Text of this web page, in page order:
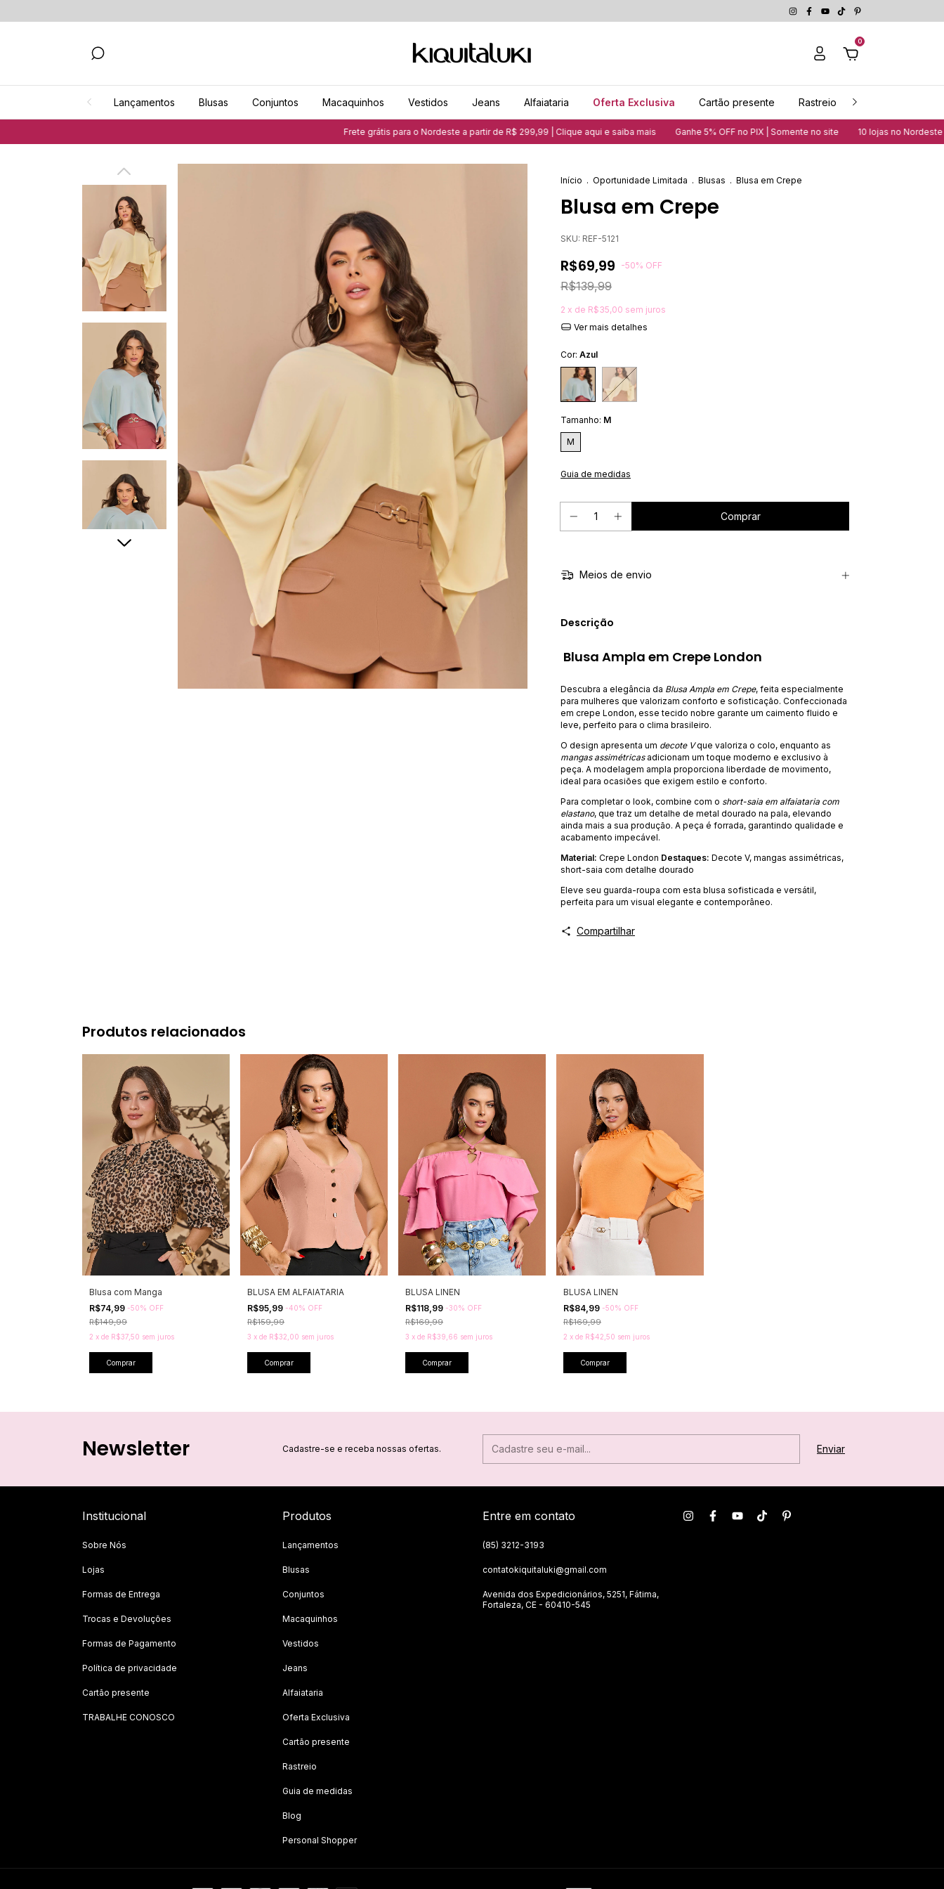
0
Lançamentos Blusas Conjuntos Macaquinhos Vestidos Jeans Alfaiataria Oferta Exclusiva Cartão presente Rastreio
Frete grátis para o Nordeste a partir de R$ 299,99 | Clique aqui e saiba mais Ganhe 5% OFF no PIX | Somente no site 10 lojas no Nordeste | Veja
Início . Oportunidade Limitada . Blusas . Blusa em Crepe
Blusa em Crepe
SKU: REF-5121
R$69,99 -50% OFF
R$139,99
2 x de R$35,00 sem juros
Ver mais detalhes
Cor: Azul
Tamanho: M
M
Guia de medidas
Meios de envio
Descrição
Blusa Ampla em Crepe London
Descubra a elegância da Blusa Ampla em Crepe, feita especialmente
para mulheres que valorizam conforto e sofisticação. Confeccionada
em crepe London, esse tecido nobre garante um caimento fluido e
leve, perfeito para o clima brasileiro.
O design apresenta um decote Vque valoriza o colo, enquanto as
mangas assimétricasadicionam um toque moderno e exclusivo à
peça. A modelagem ampla proporciona liberdade de movimento,
ideal para ocasiões que exigem estilo e conforto.
Para completar o look, combine com o short-saia em alfaiataria com
elastano, que traz um detalhe de metal dourado na pala, elevando
ainda mais a sua produção. A peça é forrada, garantindo qualidade e
acabamento impecável.
Material: Crepe London Destaques: Decote V, mangas assimétricas,
short-saia com detalhe dourado
Eleve seu guarda-roupa com esta blusa sofisticada e versátil,
perfeita para um visual elegante e contemporâneo.
Compartilhar
Produtos relacionados
Blusa com Manga
R$74,99 -50% OFF
R$149,99
2 x de R$37,50 sem juros
Comprar
BLUSA EM ALFAIATARIA
R$95,99 -40% OFF
R$159,99
3 x de R$32,00 sem juros
Comprar
BLUSA LINEN
R$118,99 -30% OFF
R$169,99
3 x de R$39,66 sem juros
Comprar
BLUSA LINEN
R$84,99 -50% OFF
R$169,99
2 x de R$42,50 sem juros
Comprar
Newsletter Cadastre-se e receba nossas ofertas.
Institucional
Sobre Nós
Lojas
Formas de Entrega
Trocas e Devoluções
Formas de Pagamento
Política de privacidade
Cartão presente
TRABALHE CONOSCO
Produtos
Lançamentos
Blusas
Conjuntos
Macaquinhos
Vestidos
Jeans
Alfaiataria
Oferta Exclusiva
Cartão presente
Rastreio
Guia de medidas
Blog
Personal Shopper
Entre em contato
(85) 3212-3193
contatokiquitaluki@gmail.com
Avenida dos Expedicionários, 5251, Fátima,
Fortaleza, CE - 60410-545